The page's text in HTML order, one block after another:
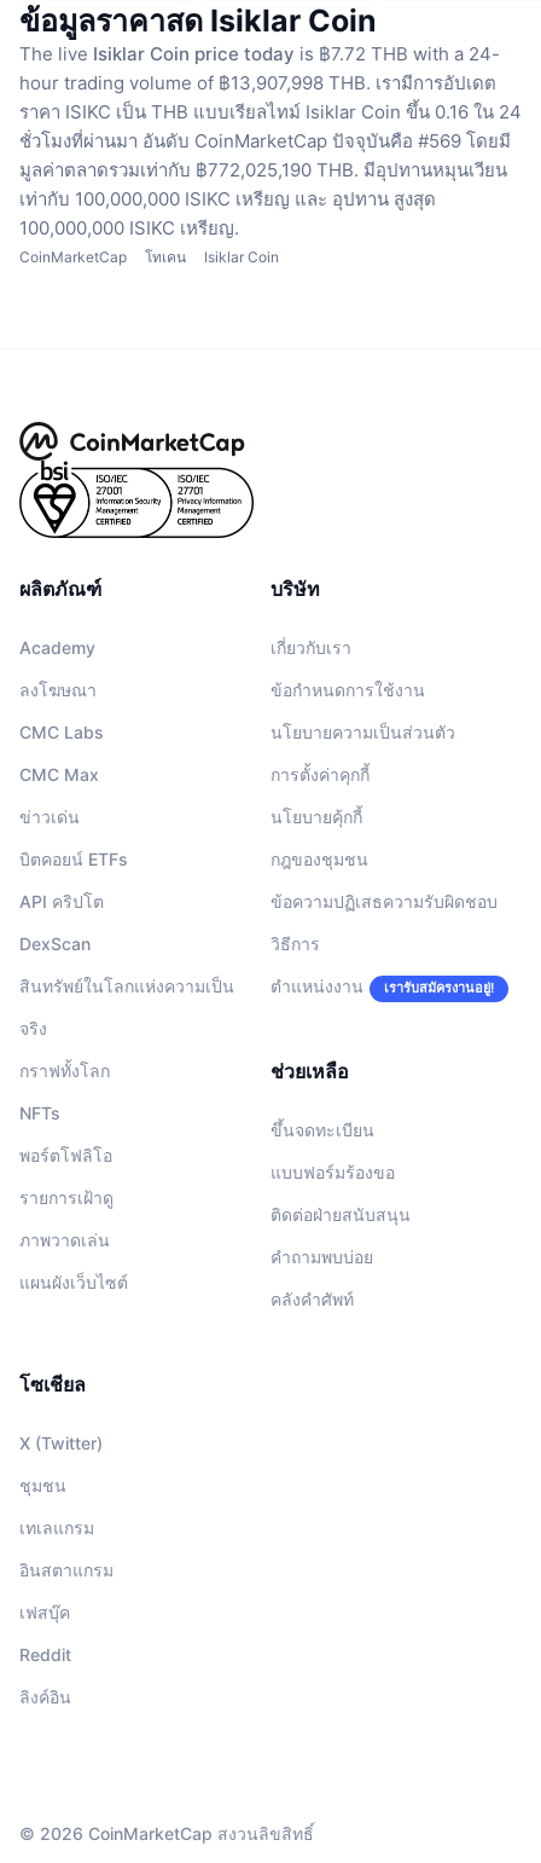
ข้อมูลราคาสด Isiklar Coin
The live Isiklar Coin price today is ฿7.72 THB with a 24-
hour trading volume of ฿13,907,998 THB. เรามีการอัปเดต
ราคา ISIKC เป็น THB แบบเรียลไทม์ Isiklar Coin ขึ้น 0.16 ใน 24
ชั่วโมงที่ผ่านมา อันดับ CoinMarketCap ปัจจุบันคือ #569 โดยมี
มูลค่าตลาดรวมเท่ากับ ฿772,025,190 THB. มีอุปทานหมุนเวียน
เท่ากับ 100,000,000 ISIKC เหรียญ และ อุปทาน สูงสุด
100,000,000 ISIKC เหรียญ.
CoinMarketCap โทเคน Isiklar Coin
ผลิตภัณฑ์
Academy
ลงโฆษณา
CMC Labs
CMC Max
ข่าวเด่น
บิตคอยน์ ETFs
API คริปโต
DexScan
สินทรัพย์ในโลกแห่งความเป็น
จริง
กราฟทั้งโลก
NFTs
พอร์ตโฟลิโอ
รายการเฝ้าดู
ภาพวาดเล่น
แผนผังเว็บไซต์
บริษัท
เกี่ยวกับเรา
ข้อกำหนดการใช้งาน
นโยบายความเป็นส่วนตัว
การตั้งค่าคุกกี้
นโยบายคุ้กกี้
กฎของชุมชน
ข้อความปฏิเสธความรับผิดชอบ
วิธีการ
ตำแหน่งงาน เรารับสมัครงานอยู่!
ช่วยเหลือ
ขึ้นจดทะเบียน
แบบฟอร์มร้องขอ
ติดต่อฝ่ายสนับสนุน
คำถามพบบ่อย
คลังคำศัพท์
โซเชียล
X (Twitter)
ชุมชน
เทเลแกรม
อินสตาแกรม
เฟสบุ๊ค
Reddit
ลิงค์อิน
© 2026 CoinMarketCap สงวนลิขสิทธิ์